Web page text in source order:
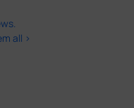
all >